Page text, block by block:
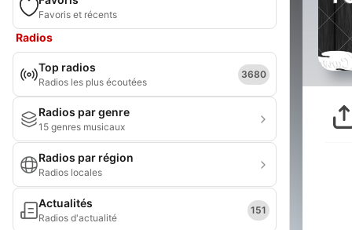
Favoris et récents
Radios
Top radios
Radios les plus écoutées
3680
Radios par genre
15 genres musicaux
Radios par région
Radios locales
Actualités
Radios d'actualité
151